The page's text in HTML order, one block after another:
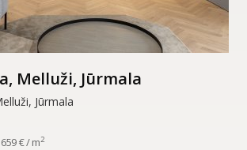
Melluži, Jūrmala
Jūrmala
€ / m2